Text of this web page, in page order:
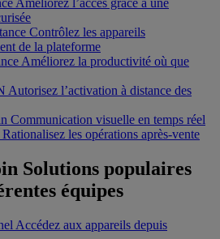
Contrôlez les appareils
de la plateforme
Améliorez la productivité où que
Autorisez l’activation à distance des
Communication visuelle en temps réel
Rationalisez les opérations après-vente
Solutions populaires
équipes
Accédez aux appareils depuis